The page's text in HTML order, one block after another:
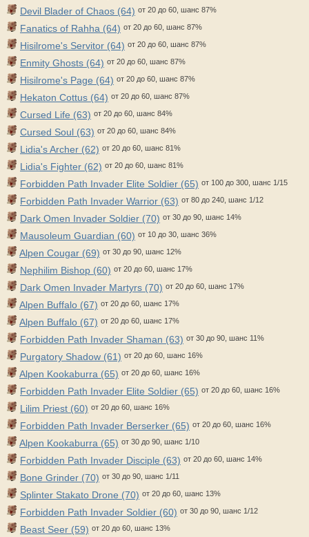
Devil Blader of Chaos (64) от 20 до 60, шанс 87%
Fanatics of Rahha (64) от 20 до 60, шанс 87%
Hisilrome's Servitor (64) от 20 до 60, шанс 87%
Enmity Ghosts (64) от 20 до 60, шанс 87%
Hisilrome's Page (64) от 20 до 60, шанс 87%
Hekaton Cottus (64) от 20 до 60, шанс 87%
Cursed Life (63) от 20 до 60, шанс 84%
Cursed Soul (63) от 20 до 60, шанс 84%
Lidia's Archer (62) от 20 до 60, шанс 81%
Lidia's Fighter (62) от 20 до 60, шанс 81%
Forbidden Path Invader Elite Soldier (65) от 100 до 300, шанс 1/15
Forbidden Path Invader Warrior (63) от 80 до 240, шанс 1/12
Dark Omen Invader Soldier (70) от 30 до 90, шанс 14%
Mausoleum Guardian (60) от 10 до 30, шанс 36%
Alpen Cougar (69) от 30 до 90, шанс 12%
Nephilim Bishop (60) от 20 до 60, шанс 17%
Dark Omen Invader Martyrs (70) от 20 до 60, шанс 17%
Alpen Buffalo (67) от 20 до 60, шанс 17%
Alpen Buffalo (67) от 20 до 60, шанс 17%
Forbidden Path Invader Shaman (63) от 30 до 90, шанс 11%
Purgatory Shadow (61) от 20 до 60, шанс 16%
Alpen Kookaburra (65) от 20 до 60, шанс 16%
Forbidden Path Invader Elite Soldier (65) от 20 до 60, шанс 16%
Lilim Priest (60) от 20 до 60, шанс 16%
Forbidden Path Invader Berserker (65) от 20 до 60, шанс 16%
Alpen Kookaburra (65) от 30 до 90, шанс 1/10
Forbidden Path Invader Disciple (63) от 20 до 60, шанс 14%
Bone Grinder (70) от 30 до 90, шанс 1/11
Splinter Stakato Drone (70) от 20 до 60, шанс 13%
Forbidden Path Invader Soldier (60) от 30 до 90, шанс 1/12
Beast Seer (59) от 20 до 60, шанс 13%